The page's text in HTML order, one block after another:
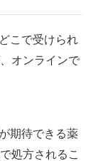
こで受けられ
オンラインで
期待できる薬
処方されるこ